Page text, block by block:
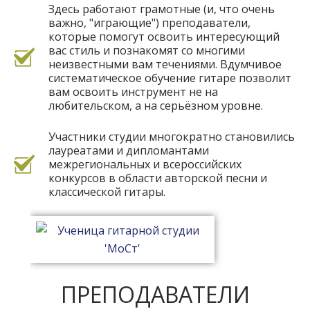
Здесь работают грамотные (и, что очень
важно, "играющие") преподаватели,
которые помогут освоить интересующий
вас стиль и познакомят со многими
неизвестными вам течениями. Вдумчивое
систематическое обучение гитаре позволит
вам освоить инструмент не на
любительском, а на серьёзном уровне.
Участники студии многократно становились
лауреатами и дипломантами
межрегиональных и всероссийских
конкурсов в области авторской песни и
классической гитары.
ПРЕПОДАВАТЕЛИ